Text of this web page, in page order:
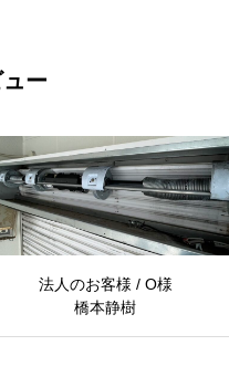
ー
法人のお客様 / O様
橋本静樹